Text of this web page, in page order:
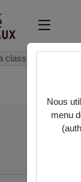
classe inv…
Nous
menu